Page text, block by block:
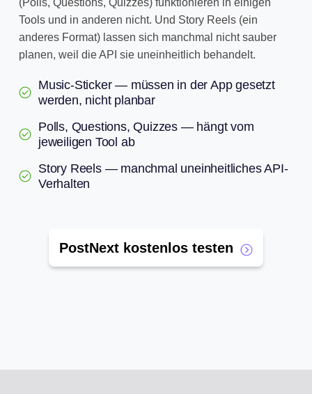
(Polls, Questions, Quizzes) funktionieren in einigen
Tools und in anderen nicht. Und Story Reels (ein
anderes Format) lassen sich manchmal nicht sauber
planen, weil die API sie uneinheitlich behandelt.
Music-Sticker — müssen in der App gesetzt
werden, nicht planbar
Polls, Questions, Quizzes — hängt vom
jeweiligen Tool ab
Story Reels — manchmal uneinheitliches API-
Verhalten
PostNext kostenlos testen